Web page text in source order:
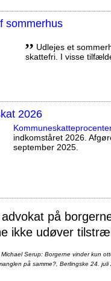
sommerhus
,, Udlejes et
skattefri. I visse
2026
indkomståret 2026.
september 2025.
på
ikke udøver
Serup: Borgerne vinder kun
på samme?, Berlingske 24. juli